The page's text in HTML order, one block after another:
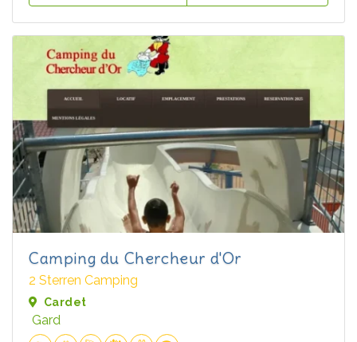
Camping du Chercheur d'Or
2 Sterren Camping
Cardet
Gard